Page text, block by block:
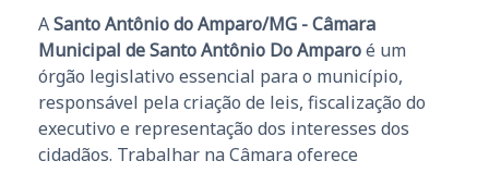
ASanto Antônio do Amparo/MG - Câmara
Municipal de Santo Antônio Do Amparoé um
órgão legislativo essencial para o município,
responsável pela criação de leis, fiscalização do
executivo e representação dos interesses dos
cidadãos. Trabalhar na Câmara oferece